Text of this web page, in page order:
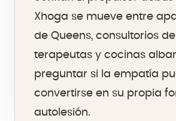
Xhoga se mueve entre
de Queens, consultorios de
terapeutas y cocinas
preguntar si la empatía
convertirse en su propia
autolesión.